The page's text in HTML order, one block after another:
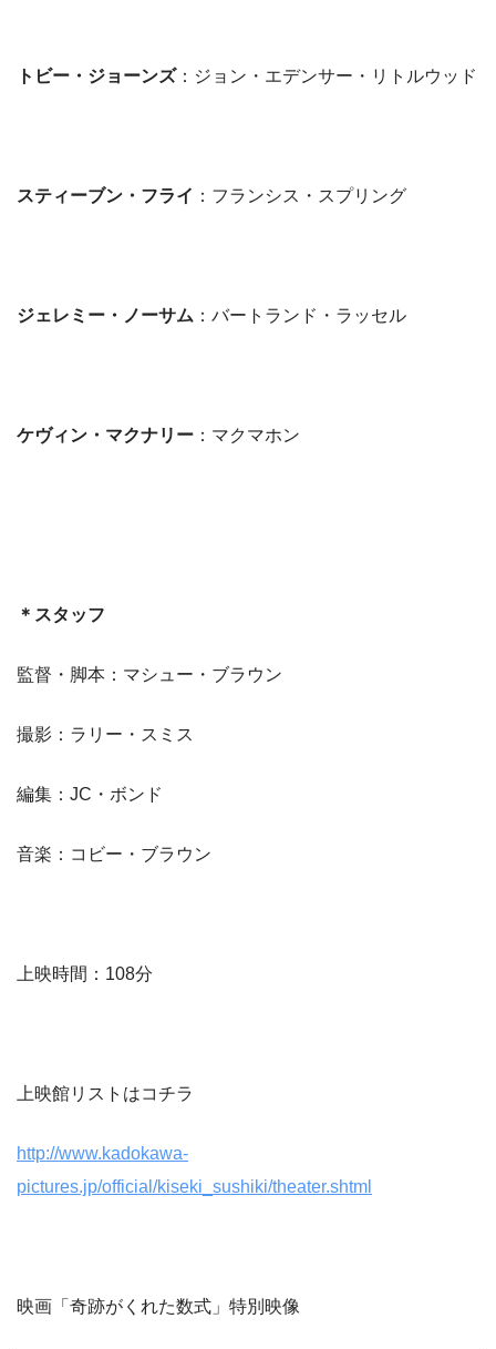
トビー・ジョーンズ：ジョン・エデンサー・リトルウッド
スティーブン・フライ ：フランシス・スプリング
ジェレミー・ノーサム ：バートランド・ラッセル
ケヴィン・マクナリー ：マクマホン
＊スタッフ
監督・脚本：マシュー・ブラウン
撮影：ラリー・スミス
編集：JC・ボンド
音楽：コビー・ブラウン
上映時間：108分
上映館リストはコチラ
http://www.kadokawa-
pictures.jp/official/kiseki_sushiki/theater.shtml
映画「奇跡がくれた数式」特別映像